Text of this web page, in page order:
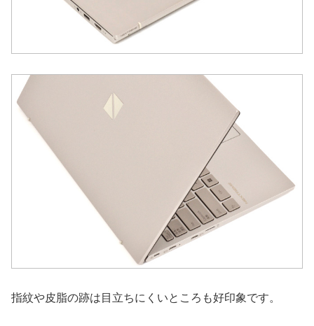
指紋や皮脂の跡は目立ちにくいところも好印象です。